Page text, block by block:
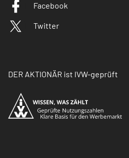
Facebook
Twitter
DER AKTIONÄR ist IVW-geprüft